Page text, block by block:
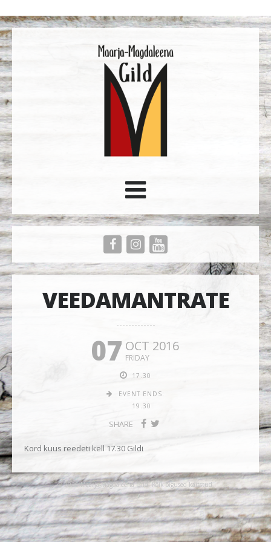
VEEDAMANTRATE
07 OCT 2016
FRIDAY
17.30
EVENT ENDS:
19.30
SHARE
Kord kuus reedeti kell 17.30 Gildi
© 2026 Maarja-Magdaleena Gild. Kõik õigused kaitstud.